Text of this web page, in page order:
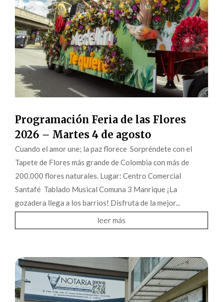
Programación Feria de las Flores
2026 – Martes 4 de agosto
Cuando el amor une; la paz florece Sorpréndete con el
Tapete de Flores más grande de Colombia con más de
200.000 flores naturales. Lugar: Centro Comercial
Santafé Tablado Musical Comuna 3 Manrique ¡La
gozadera llega a los barrios! Disfruta de la mejor...
leer más